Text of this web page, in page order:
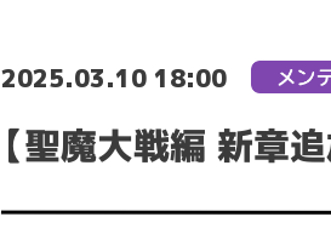
2025.03.10 18:00
【聖魔大戦編 新章